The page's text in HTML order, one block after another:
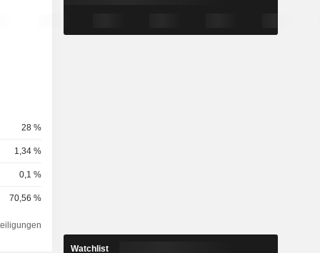
28 %
1,34 %
0,1 %
70,56 %
Watchlist